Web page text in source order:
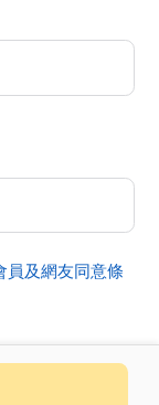
員及網友同意條